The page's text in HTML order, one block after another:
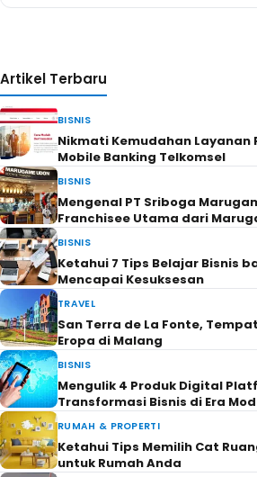
Artikel Terbaru
BISNIS
Nikmati Kemudahan Layanan
Mobile Banking Telkomsel
BISNIS
Mengenal PT Sriboga
Franchisee Utama dari
BISNIS
Ketahui 7 Tips Belajar Bisnis
Mencapai Kesuksesan
TRAVEL
San Terra de La Fonte,
Eropa di Malang
BISNIS
Mengulik 4 Produk Digital
Transformasi Bisnis di Era
RUMAH & PROPERTI
Ketahui Tips Memilih Cat
untuk Rumah Anda